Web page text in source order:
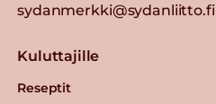
sydanmerkki@sydanliitto.fi
Kuluttajille
Reseptit